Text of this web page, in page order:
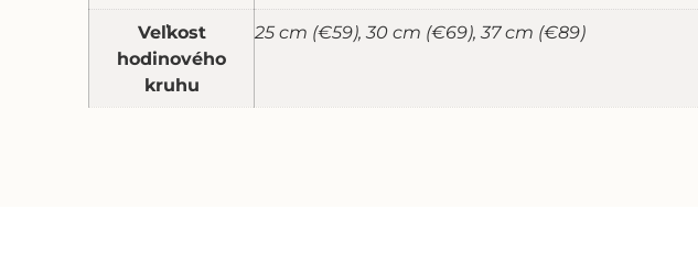
Veľkost
hodinového
kruhu
25 cm (€59), 30 cm (€69), 37 cm (€89)